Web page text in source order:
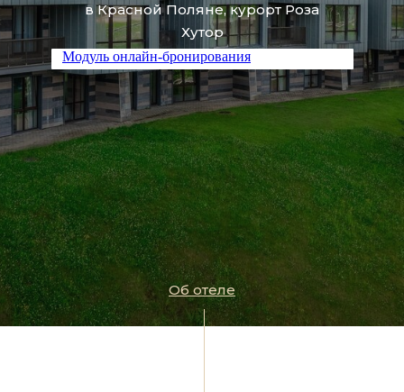
Об отеле
в Красной Поляне, курорт Роза
Хутор
Модуль онлайн-бронирования